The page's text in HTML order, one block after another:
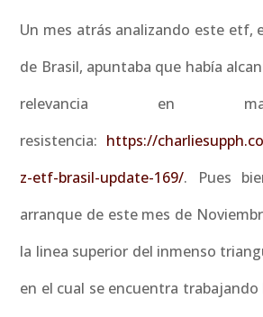
Un mes atrás analizando este etf,
de Brasil, apuntaba que había
relevancia en
resistencia: https://
z-etf-brasil-update-169/. Pues
arranque de este mes de
la linea superior del inmenso
en el cual se encuentra trabajando